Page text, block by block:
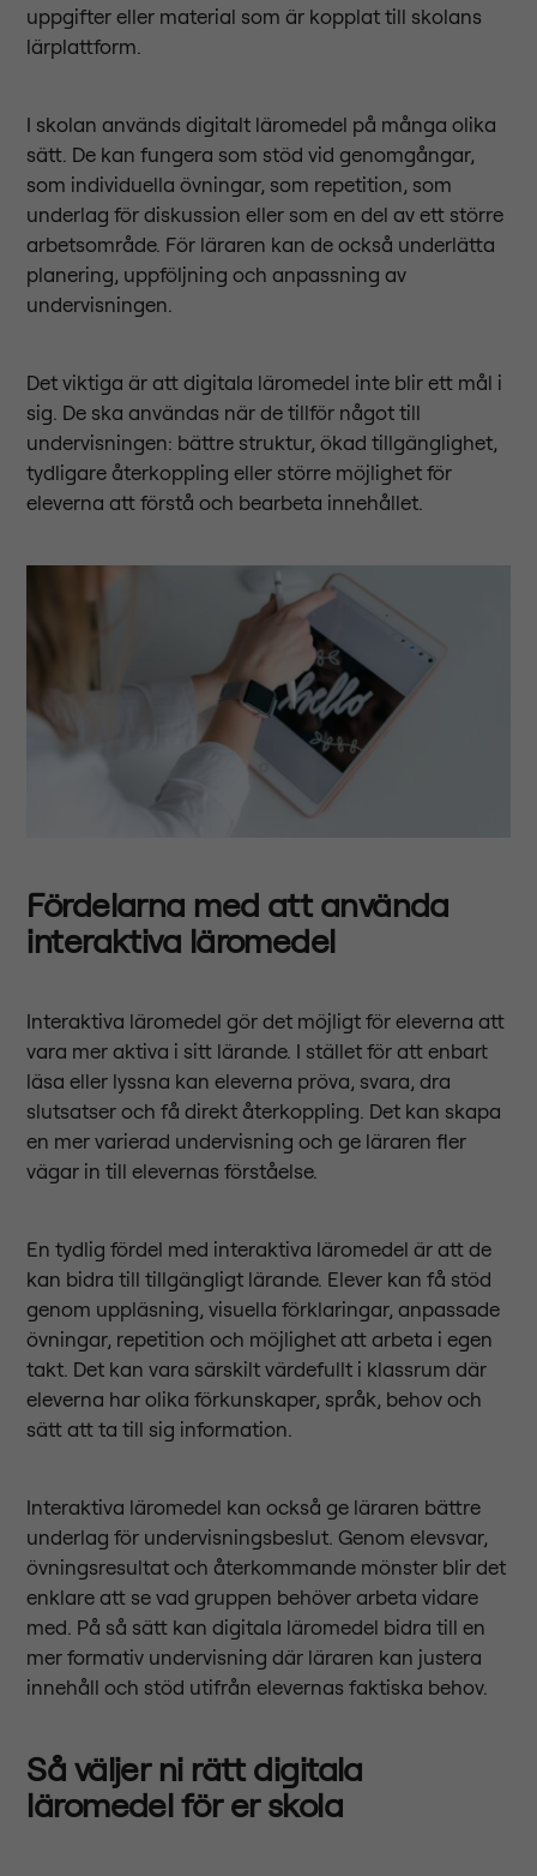
uppgifter eller material som är kopplat till skolans
lärplattform.
I skolan används digitalt läromedel på många olika
sätt. De kan fungera som stöd vid genomgångar,
som individuella övningar, som repetition, som
underlag för diskussion eller som en del av ett större
arbetsområde. För läraren kan de också underlätta
planering, uppföljning och anpassning av
undervisningen.
Det viktiga är att digitala läromedel inte blir ett mål i
sig. De ska användas när de tillför något till
undervisningen: bättre struktur, ökad tillgänglighet,
tydligare återkoppling eller större möjlighet för
eleverna att förstå och bearbeta innehållet.
Fördelarna med att använda
interaktiva läromedel
Interaktiva läromedel gör det möjligt för eleverna att
vara mer aktiva i sitt lärande. I stället för att enbart
läsa eller lyssna kan eleverna pröva, svara, dra
slutsatser och få direkt återkoppling. Det kan skapa
en mer varierad undervisning och ge läraren fler
vägar in till elevernas förståelse.
En tydlig fördel med interaktiva läromedel är att de
kan bidra till tillgängligt lärande. Elever kan få stöd
genom uppläsning, visuella förklaringar, anpassade
övningar, repetition och möjlighet att arbeta i egen
takt. Det kan vara särskilt värdefullt i klassrum där
eleverna har olika förkunskaper, språk, behov och
sätt att ta till sig information.
Interaktiva läromedel kan också ge läraren bättre
underlag för undervisningsbeslut. Genom elevsvar,
övningsresultat och återkommande mönster blir det
enklare att se vad gruppen behöver arbeta vidare
med. På så sätt kan digitala läromedel bidra till en
mer formativ undervisning där läraren kan justera
innehåll och stöd utifrån elevernas faktiska behov.
Så väljer ni rätt digitala
läromedel för er skola